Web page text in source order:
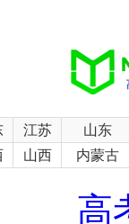
江苏
山东
山西 内蒙古
高